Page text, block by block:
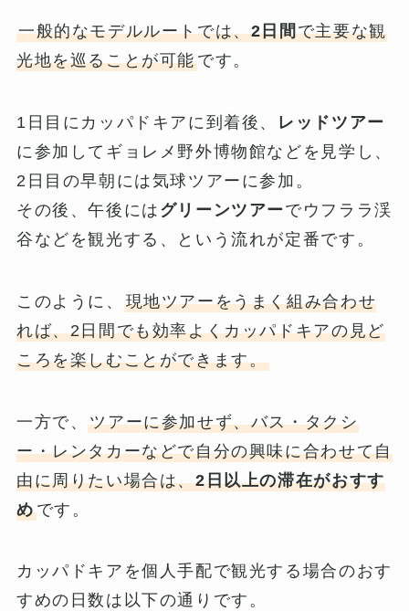
一般的なモデルルートでは、2日間で主要な観
光地を巡ることが可能です。
1日目にカッパドキアに到着後、 レッドツアー
に参加してギョレメ野外博物館などを見学し、
2日目の早朝には気球ツアーに参加。
その後、午後には グリーンツアーでウフララ渓
谷などを観光する、という流れが定番です。
このように、 現地ツアーをうまく組み合わせ
れば、2日間でも効率よくカッパドキアの見ど
ころを楽しむことができます。
一方で、ツアーに参加せず、バス・タクシ
ー・レンタカーなどで自分の興味に合わせて自
由に周りたい場合は、2日以上の滞在がおすす
めです。
カッパドキアを個人手配で観光する場合のおす
すめの日数は以下の通りです。